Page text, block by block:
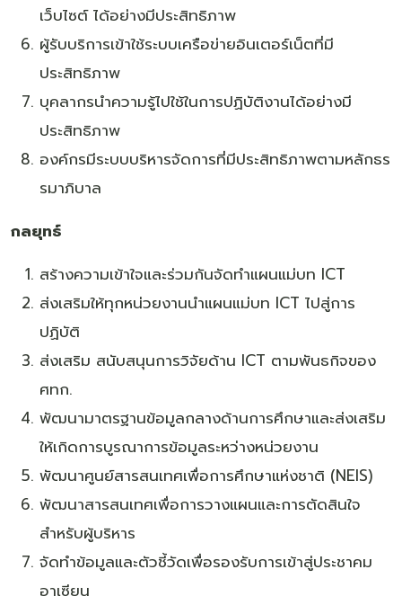
เว็บไซต์ ได้อย่างมีประสิทธิภาพ
ผู้รับบริการเข้าใช้ระบบเครือข่ายอินเตอร์เน็ตที่มี
ประสิทธิภาพ
บุคลากรนำความรู้ไปใช้ในการปฏิบัติงานได้อย่างมี
ประสิทธิภาพ
องค์กรมีระบบบริหารจัดการที่มีประสิทธิภาพตามหลักธร
รมาภิบาล
กลยุทธ์
สร้างความเข้าใจและร่วมกันจัดทำแผนแม่บท ICT
ส่งเสริมให้ทุกหน่วยงานนำแผนแม่บท ICT ไปสู่การ
ปฏิบัติ
ส่งเสริม สนับสนุนการวิจัยด้าน ICT ตามพันธกิจของ
ศทก.
พัฒนามาตรฐานข้อมูลกลางด้านการศึกษาและส่งเสริม
ให้เกิดการบูรณาการข้อมูลระหว่างหน่วยงาน
พัฒนาศูนย์สารสนเทศเพื่อการศึกษาแห่งชาติ (NEIS)
พัฒนาสารสนเทศเพื่อการวางแผนและการตัดสินใจ
สำหรับผู้บริหาร
จัดทำข้อมูลและตัวชี้วัดเพื่อรองรับการเข้าสู่ประชาคม
อาเซียน